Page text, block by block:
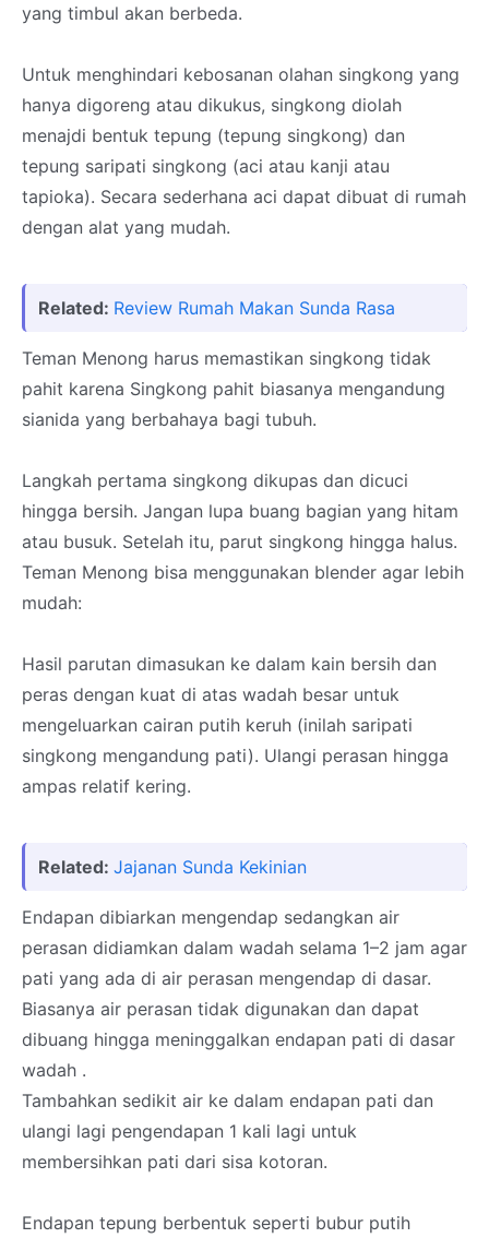
yang timbul akan berbeda.
Untuk menghindari kebosanan olahan singkong yang
hanya digoreng atau dikukus, singkong diolah
menajdi bentuk tepung (tepung singkong) dan
tepung saripati singkong (aci atau kanji atau
tapioka). Secara sederhana aci dapat dibuat di rumah
dengan alat yang mudah.
Related: Review Rumah Makan Sunda Rasa
Teman Menong harus memastikan singkong tidak
pahit karena Singkong pahit biasanya mengandung
sianida yang berbahaya bagi tubuh.
Langkah pertama singkong dikupas dan dicuci
hingga bersih. Jangan lupa buang bagian yang hitam
atau busuk. Setelah itu, parut singkong hingga halus.
Teman Menong bisa menggunakan blender agar lebih
mudah:
Hasil parutan dimasukan ke dalam kain bersih dan
peras dengan kuat di atas wadah besar untuk
mengeluarkan cairan putih keruh (inilah saripati
singkong mengandung pati). Ulangi perasan hingga
ampas relatif kering.
Related: Jajanan Sunda Kekinian
Endapan dibiarkan mengendap sedangkan air
perasan didiamkan dalam wadah selama 1–2 jam agar
pati yang ada di air perasan mengendap di dasar.
Biasanya air perasan tidak digunakan dan dapat
dibuang hingga meninggalkan endapan pati di dasar
wadah .
Tambahkan sedikit air ke dalam endapan pati dan
ulangi lagi pengendapan 1 kali lagi untuk
membersihkan pati dari sisa kotoran.
Endapan tepung berbentuk seperti bubur putih